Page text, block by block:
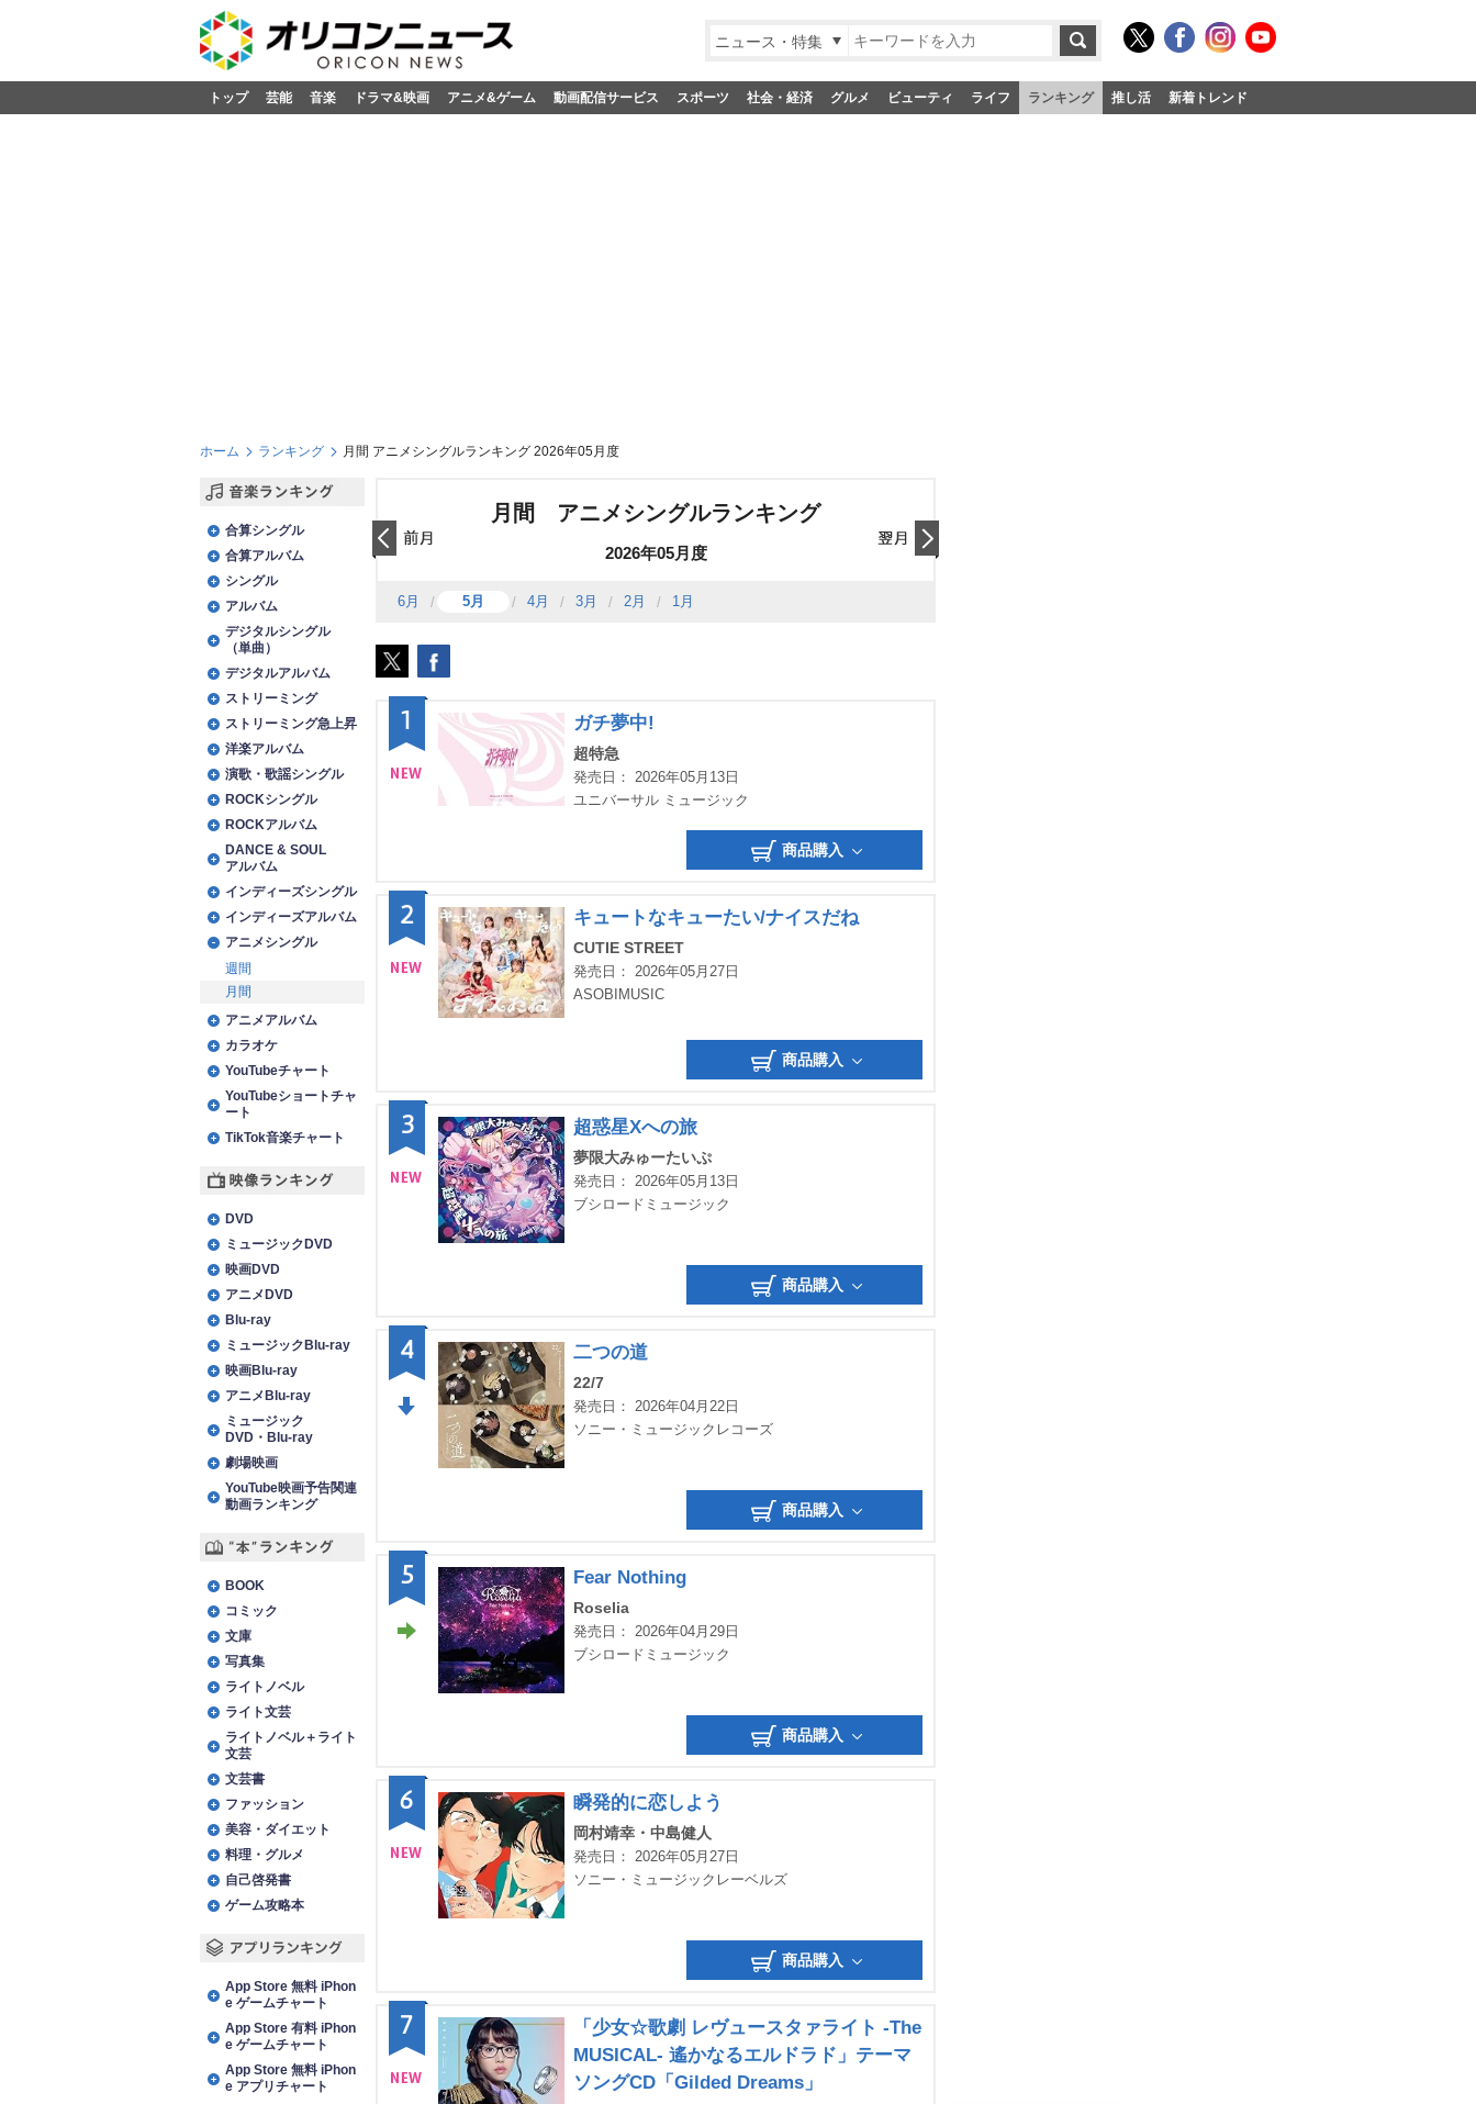
ニュース・特集
トップ 芸能 音楽 ドラマ&映画 アニメ&ゲーム 動画配信サービス スポーツ 社会・経済 グルメ ビューティ ライフ ランキング 推し活 新着トレンド
ホーム ランキング 月間 アニメシングルランキング 2026年05月度
月間 アニメシングルランキング
2026年05月度
6月 5月 4月 3月 2月 1月
1 ガチ夢中!
超特急
発売日： 2026年05月13日
ユニバーサル ミュージック
商品購入
2 キュートなキューたい/ナイスだね
CUTIE STREET
発売日： 2026年05月27日
ASOBIMUSIC
商品購入
3 超惑星Xへの旅
夢限大みゅーたいぷ
発売日： 2026年05月13日
ブシロードミュージック
商品購入
4 二つの道
22/7
発売日： 2026年04月22日
ソニー・ミュージックレコーズ
商品購入
5 Fear Nothing
Roselia
発売日： 2026年04月29日
ブシロードミュージック
商品購入
6 瞬発的に恋しよう
岡村靖幸・中島健人
発売日： 2026年05月27日
ソニー・ミュージックレーベルズ
商品購入
7
「少女☆歌劇 レヴュースタァライト -The
MUSICAL- 遙かなるエルドラド」テーマ
ソングCD「Gilded Dreams」
合算シングル
合算アルバム
シングル
アルバム
デジタルシングル
（単曲）
デジタルアルバム
ストリーミング
ストリーミング急上昇
洋楽アルバム
演歌・歌謡シングル
ROCKシングル
ROCKアルバム
DANCE & SOUL
アルバム
インディーズシングル
インディーズアルバム
アニメシングル
週間
月間
アニメアルバム
カラオケ
YouTubeチャート
YouTubeショートチャ
ート
TikTok音楽チャート
DVD
ミュージックDVD
映画DVD
アニメDVD
Blu-ray
ミュージックBlu-ray
映画Blu-ray
アニメBlu-ray
ミュージック
DVD・Blu-ray
劇場映画
YouTube映画予告関連
動画ランキング
BOOK
コミック
文庫
写真集
ライトノベル
ライト文芸
ライトノベル＋ライト
文芸
文芸書
ファッション
美容・ダイエット
料理・グルメ
自己啓発書
ゲーム攻略本
App Store 無料 iPhon
e ゲームチャート
App Store 有料 iPhon
e ゲームチャート
App Store 無料 iPhon
e アプリチャート